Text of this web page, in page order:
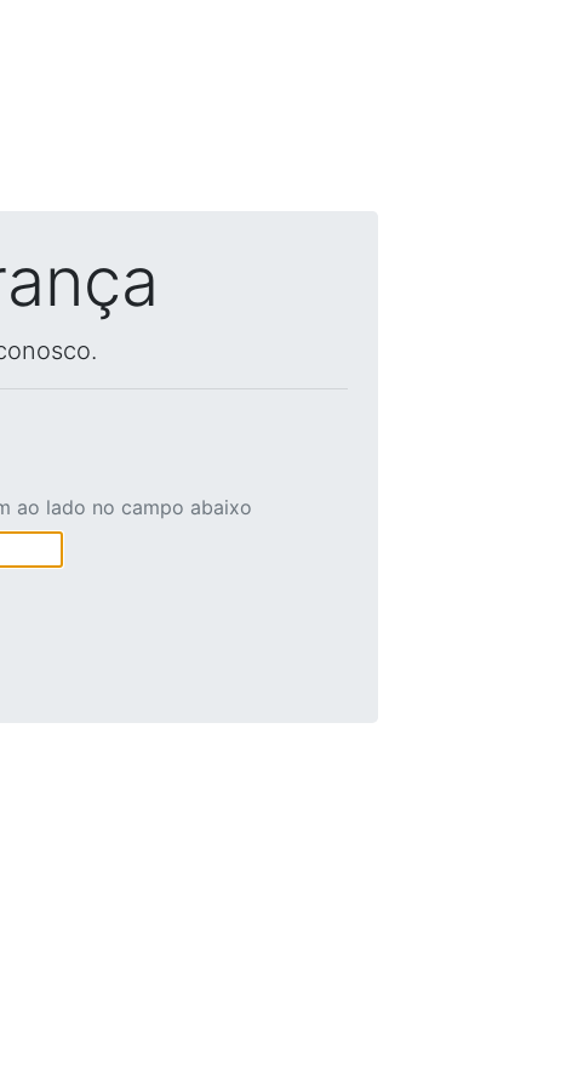
ao lado no campo abaixo